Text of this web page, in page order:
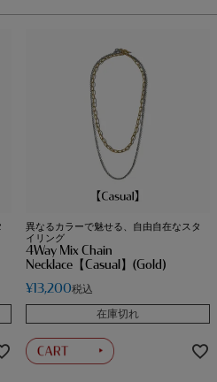
異なるカラーで魅せる、自由自在なスタ
イリング
4Way Mix Chain
Necklace【Casual】(Gold)
¥13,200税込
在庫切れ